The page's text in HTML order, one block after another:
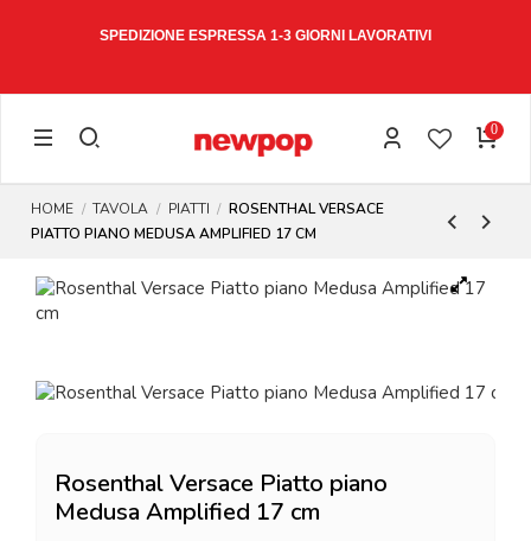
SPEDIZIONE ESPRESSA 1-3 GIORNI LAVORATIVI
0
HOME TAVOLA PIATTI
ROSENTHAL VERSACE
PIATTO PIANO MEDUSA AMPLIFIED 17 CM
Rosenthal Versace Piatto piano
Medusa Amplified 17 cm